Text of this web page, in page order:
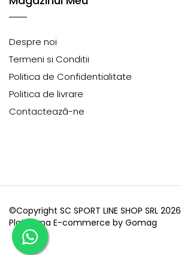
Despre noi
Termeni si Conditii
Politica de Confidentialitate
Politica de livrare
Contactează-ne
©Copyright SC SPORT LINE SHOP SRL 2026
Platforma E-commerce by Gomag